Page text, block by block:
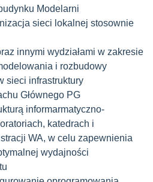
Modelarni
sieci lokalnej stosownie
innymi wydziałami w zakresie
i rozbudowy
sieci infrastruktury
Głównego PG
informarmatyczno-
katedrach i
WA, w celu zapewnienia
wydajności